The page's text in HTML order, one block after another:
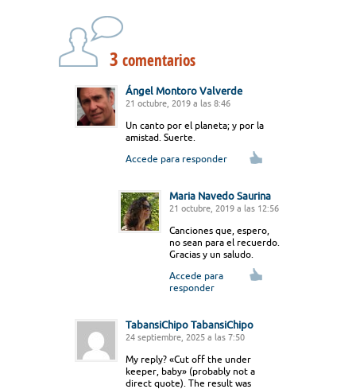
3 comentarios
Ángel Montoro Valverde
21 octubre, 2019 a las 8:46
Un canto por el planeta; y por la
amistad. Suerte.
Accede para responder
Maria Navedo Saurina
21 octubre, 2019 a las 12:56
Canciones que, espero,
no sean para el recuerdo.
Gracias y un saludo.
Accede para
responder
TabansiChipo TabansiChipo
24 septiembre, 2025 a las 7:50
My reply? «Cut off the under
keeper, baby» (probably not a
direct quote). The result was